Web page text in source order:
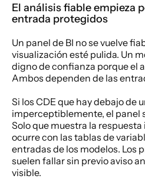
El análisis fiable empieza
entrada protegidos
Un panel de BI no se vuelve
visualización esté pulida. Un
digno de confianza porque el
Ambos dependen de las
Si los CDE que hay debajo de
imperceptiblemente, el panel
Solo que muestra la
ocurre con las tablas de
entradas de los modelos. Los
suelen fallar sin previo aviso
visible.